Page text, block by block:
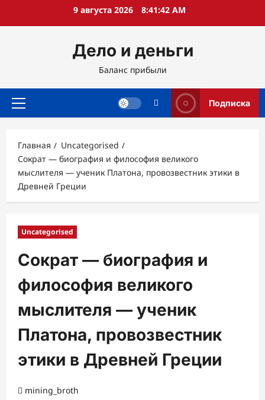
9 августа 2026 8:41:43 AM
Дело и деньги
Баланс прибыли
Основное
Подписка
Главная
Uncategorised
Сократ — биография и философия великого
мыслителя — ученик Платона, провозвестник этики в
Древней Греции
Uncategorised
Сократ — биография и
философия великого
мыслителя — ученик
Платона, провозвестник
этики в Древней Греции
mining_broth